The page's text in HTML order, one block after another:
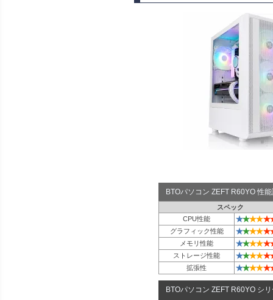
BTOパソコン ZEFT R60YO 性
スペック
CPU性能
★★★★★
グラフィック性能 ★★★★★
メモリ性能 ★★★★★
ストレージ性能 ★★★★★
拡張性 ★★★★★
BTOパソコン ZEFT R60YO シ